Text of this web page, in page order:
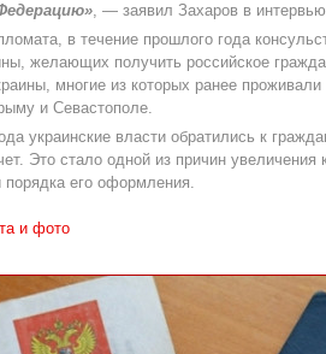
, — заявил Захаров в
в течение прошлого года
желающих получить российское
многие из которых ранее
и Севастополе.
украинские власти обратились к
Это стало одной из причин
порядка его оформления.
и фото